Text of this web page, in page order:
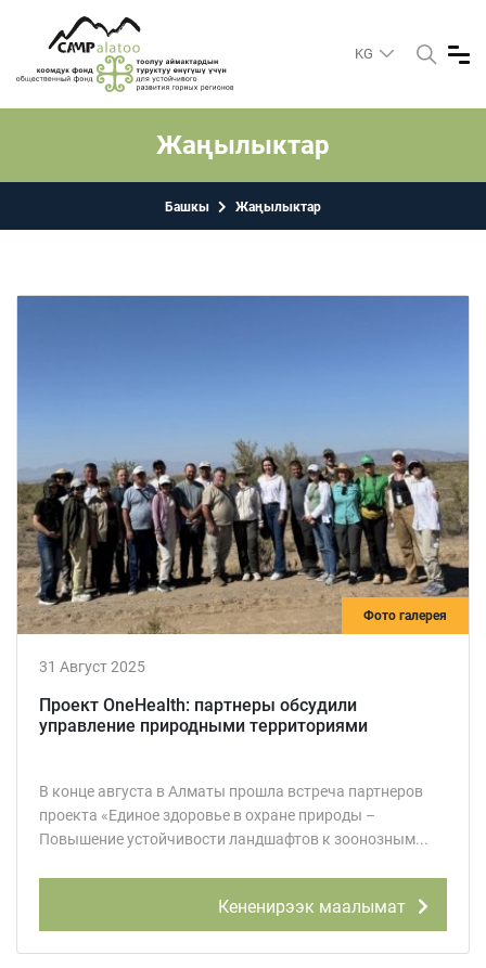
KG
Жаңылыктар
Башкы Жаңылыктар
Фото галерея
31 Август 2025
Проект OneHealth: партнеры обсудили
управление природными территориями
В конце августа в Алматы прошла встреча партнеров
проекта «Единое здоровье в охране природы –
Повышение устойчивости ландшафтов к зоонозным...
Кененирээк маалымат